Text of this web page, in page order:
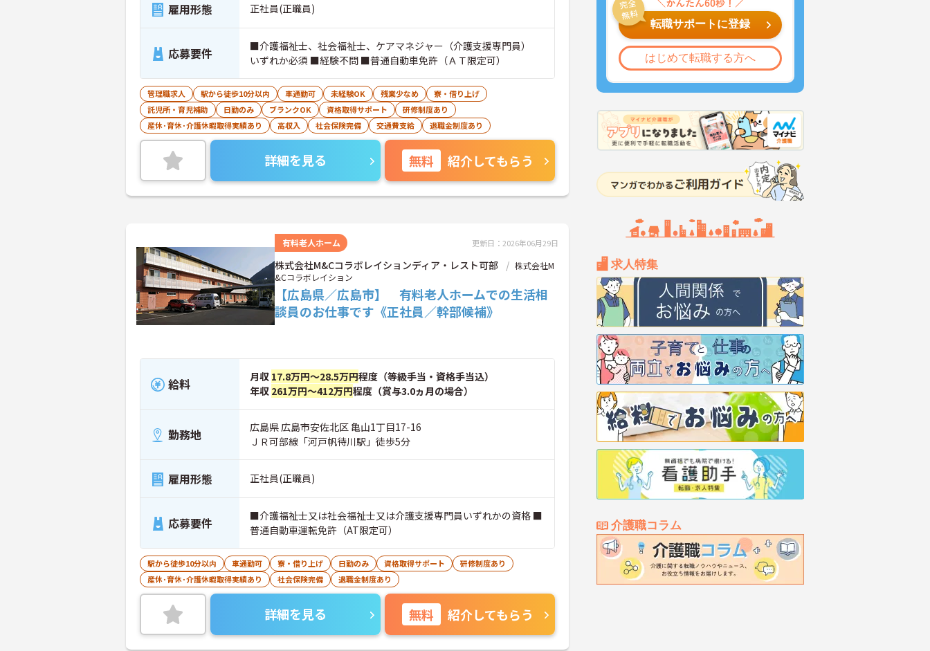
転職サポートに登録
はじめて転職する方へ
求人特集
介護職コラム
雇用形態 正社員(正職員)
応募要件
■介護福祉士、社会福祉士、ケアマネジャー（介護支援専門員）
いずれか必須 ■経験不問 ■普通自動車免許（ＡＴ限定可）
管理職求人 駅から徒歩10分以内 車通勤可 未経験OK 残業少なめ
寮・借り上げ
託児所・育児補助
日勤のみ ブランクOK 資格取得サポート
研修制度あり
産休･育休･介護休暇取得実績あり
高収入 社会保険完備 交通費支給 退職金制度あり
詳細を見る 無料 紹介してもらう
有料老人ホーム 更新日：2026年06月29日
株式会社M&Cコラボレイションディア・レスト可部
株式会社M
&Cコラボレイション
【広島県／広島市】 有料老人ホームでの生活相
談員のお仕事です《正社員／幹部候補》
給料 月収 17.8万円～28.5万円程度（等級手当・資格手当込）
年収 261万円～412万円程度（賞与3.0ヵ月の場合）
勤務地
広島県 広島市安佐北区 亀山1丁目17-16
ＪＲ可部線「河戸帆待川駅」徒歩5分
雇用形態 正社員(正職員)
応募要件
■介護福祉士又は社会福祉士又は介護支援専門員いずれかの資格 ■
普通自動車運転免許（AT限定可）
駅から徒歩10分以内 車通勤可 寮・借り上げ 日勤のみ 資格取得サポート
研修制度あり
産休･育休･介護休暇取得実績あり
社会保険完備 退職金制度あり
詳細を見る 無料 紹介してもらう